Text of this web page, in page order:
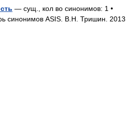
— сущ., кол во синонимов: 1 •
синонимов ASIS. В.Н. Тришин. 2013